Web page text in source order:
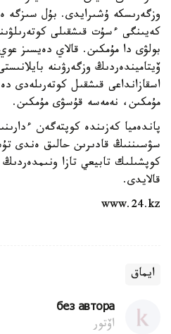
كەيىنگى ءسۇت قىشقىلى
بولۋى دا مۇمكىن. قالاي دەيسىز
ۆيتاميندەردىڭ وزگەرۋىنە
اسقازانداعى قىشقىل كوتەرىلەدى
مۇمكىن، نەمەسە قۇسۋى مۇمكىن.
پاندەميا كەزىندە كوپتەگەن
سۋسىننىڭ قادىرىن حالىق ەندى
كوپشىلىك تابيعي تازا
قالايدى.
www.24.kz
ايماق
без автора
اۆتور